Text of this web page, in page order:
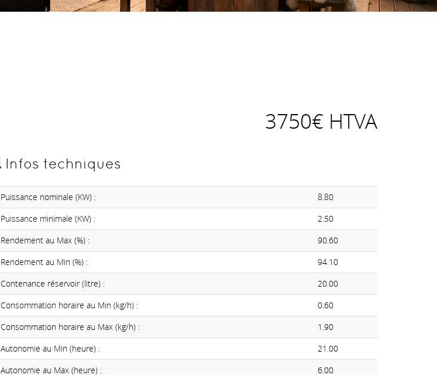
3750€ HTVA
Infos techniques
Puissance nominale (KW) :
8.80
Puissance minimale (KW) :
2.50
Rendement au Max (%) :
90.60
Rendement au Min (%) :
94.10
Contenance réservoir (litre) :
20.00
Consommation horaire au Min (kg/h) :
0.60
Consommation horaire au Max (kg/h) :
1.90
Autonomie au Min (heure) :
21.00
Autonomie au Max (heure) :
6.00